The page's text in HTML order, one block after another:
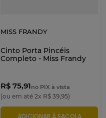
MISS FRANDY
Cinto Porta Pincéis
Completo - Miss Frandy
R$ 75,91no PIX à vista
(ou em até 2x R$ 39,95)
ADICIONAR À SACOLA